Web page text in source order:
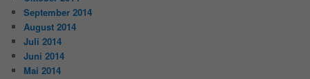
September 2014
August 2014
Juli 2014
Juni 2014
Mai 2014